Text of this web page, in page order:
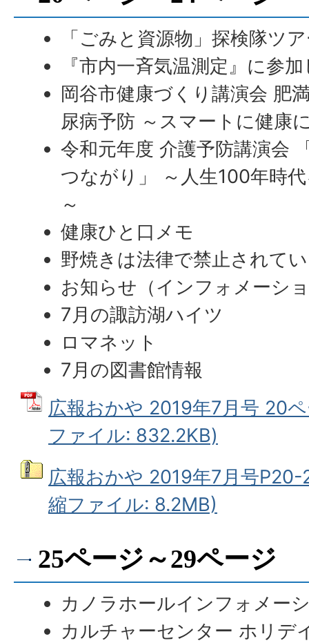
「ごみと資源物」探検隊ツ
『市内一斉気温測定』に参
岡谷市健康づくり講演会 肥
尿病予防 ～スマートに健康
令和元年度 介護予防講演会
つながり」 ～人生100年時
～
健康ひと口メモ
野焼きは法律で禁止されて
お知らせ（インフォメーシ
7月の諏訪湖ハイツ
ロマネット
7月の図書館情報
広報おかや 2019年7月号 20
ファイル: 832.2KB)
広報おかや 2019年7月号
縮ファイル: 8.2MB)
25ページ～29ページ
カノラホールインフォメー
カルチャーセンター ホリデ